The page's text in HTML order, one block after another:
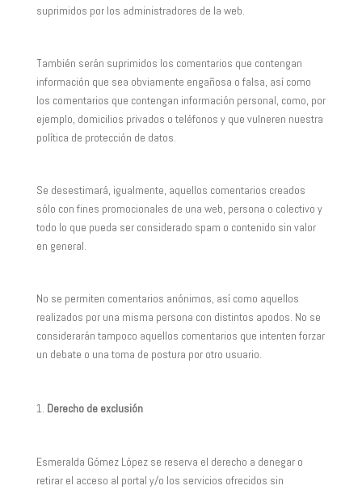
suprimidos por los administradores de la web.
También serán suprimidos los comentarios que contengan
información que sea obviamente engañosa o falsa, así como
los comentarios que contengan información personal, como, por
ejemplo, domicilios privados o teléfonos y que vulneren nuestra
política de protección de datos.
Se desestimará, igualmente, aquellos comentarios creados
sólo con fines promocionales de una web, persona o colectivo y
todo lo que pueda ser considerado spam o contenido sin valor
en general.
No se permiten comentarios anónimos, así como aquellos
realizados por una misma persona con distintos apodos. No se
considerarán tampoco aquellos comentarios que intenten forzar
un debate o una toma de postura por otro usuario.
Derecho de exclusión
Esmeralda Gómez López se reserva el derecho a denegar o
retirar el acceso al portal y/o los servicios ofrecidos sin